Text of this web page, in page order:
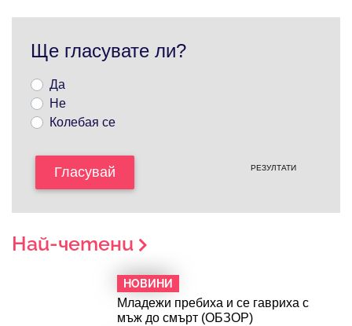
Ще гласувате ли?
Да
Не
Колебая се
Гласувай РЕЗУЛТАТИ
Най-четени
НОВИНИ
Младежи пребиха и се гавриха с
мъж до смърт (ОБЗОР)